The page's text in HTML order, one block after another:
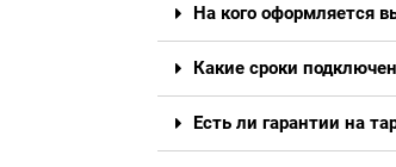
На кого оформляется
Какие сроки
Есть ли гарантии на